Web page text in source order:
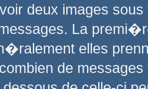
deux images
La
elles
de